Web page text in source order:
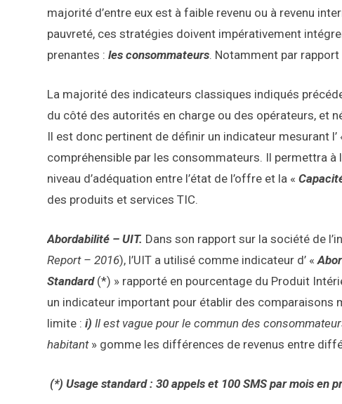
majorité d’entre eux est à faible revenu ou à revenu
pauvreté, ces stratégies doivent impérativement
prenantes : les consommateurs. Notamment par rapport
La majorité des indicateurs classiques indiqués
du côté des autorités en charge ou des opérateurs, et
Il est donc pertinent de définir un indicateur mesurant l’
compréhensible par les consommateurs. Il permettra à
niveau d’adéquation entre l’état de l’offre et la «
des produits et services TIC.
Abordabilité – UIT. Dans son rapport sur la société de
Report – 2016), l’UIT a utilisé comme indicateur d’ «
Standard(*) » rapporté en pourcentage du Produit
un indicateur important pour établir des comparaisons
limite : i) Il est vague pour le commun des
habitant» gomme les différences de revenus entre
(*) Usage standard : 30 appels et 100 SMS par mois en